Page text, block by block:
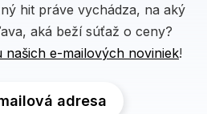
hit práve vychádza, na aký
aká beží súťaž o ceny?
našich e-mailových noviniek!
adresa